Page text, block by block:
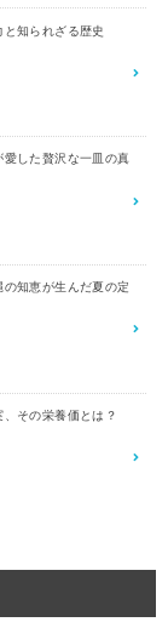
知られざる歴史
した贅沢な一皿の真
知恵が生んだ夏の定
その栄養価とは？